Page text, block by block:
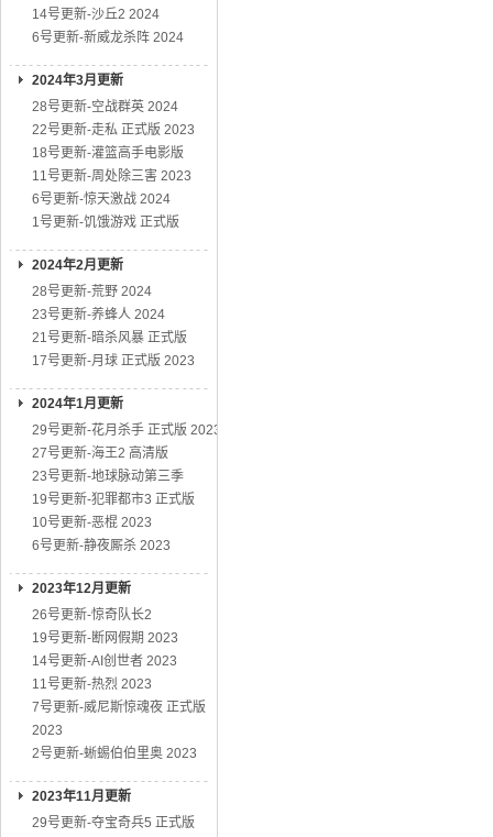
14号更新-沙丘2 2024
6号更新-新威龙杀阵 2024
2024年3月更新
28号更新-空战群英 2024
22号更新-走私 正式版 2023
18号更新-灌篮高手电影版
11号更新-周处除三害 2023
6号更新-惊天激战 2024
1号更新-饥饿游戏 正式版
2024年2月更新
28号更新-荒野 2024
23号更新-养蜂人 2024
21号更新-暗杀风暴 正式版
17号更新-月球 正式版 2023
2024年1月更新
29号更新-花月杀手 正式版 2023
27号更新-海王2 高清版
23号更新-地球脉动第三季
19号更新-犯罪都市3 正式版
10号更新-恶棍 2023
6号更新-静夜厮杀 2023
2023年12月更新
26号更新-惊奇队长2
19号更新-断网假期 2023
14号更新-AI创世者 2023
11号更新-热烈 2023
7号更新-威尼斯惊魂夜 正式版
2023
2号更新-蜥蜴伯伯里奥 2023
2023年11月更新
29号更新-夺宝奇兵5 正式版